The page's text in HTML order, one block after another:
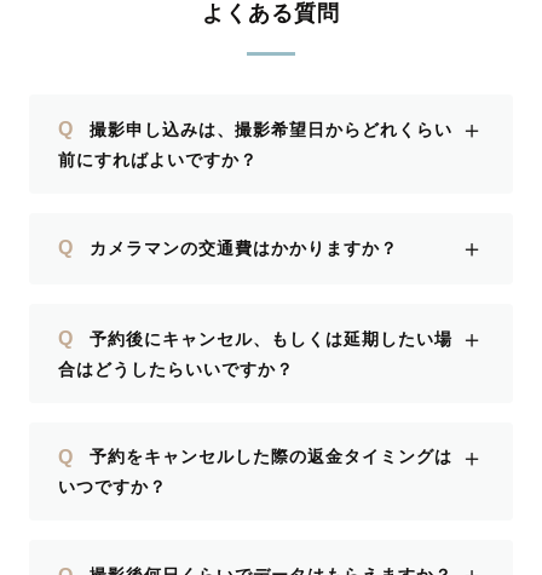
よくある質問
Q
撮影申し込みは、撮影希望日からどれくらい
前にすればよいですか？
＋
Q カメラマンの交通費はかかりますか？ ＋
Q
予約後にキャンセル、もしくは延期したい場
合はどうしたらいいですか？
＋
Q
予約をキャンセルした際の返金タイミングは
いつですか？
＋